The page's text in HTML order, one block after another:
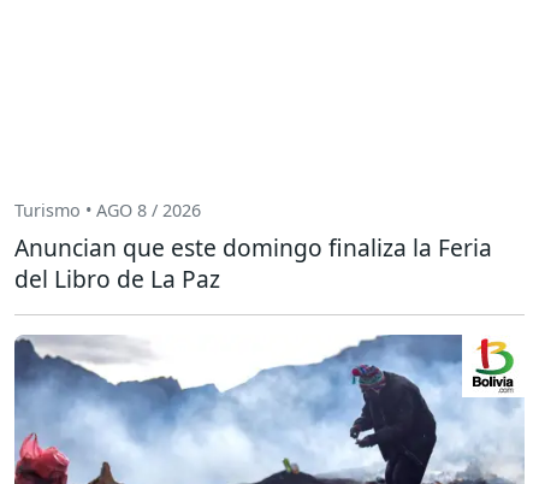
Turismo • AGO 8 / 2026
Anuncian que este domingo finaliza la Feria
del Libro de La Paz